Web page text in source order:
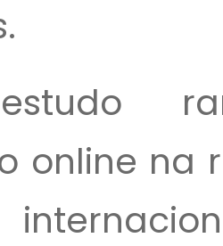
online na